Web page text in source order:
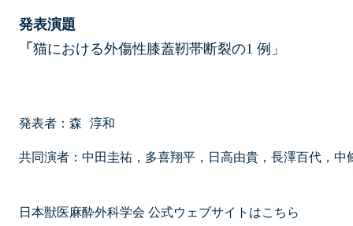
発表演題
「 猫における外傷性膝蓋靭帯断裂の1 例」
発表者：森 淳和
共同演者：中⽥圭祐，多喜翔平，⽇⾼由貴，⻑澤百代，
日本獣医麻酔外科学会 公式ウェブサイトはこちら